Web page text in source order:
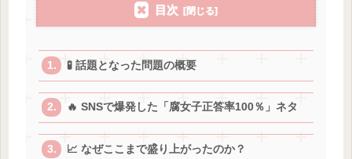
目次
🧪 話題となった問題の概要
🔥 SNSで爆発した「腐女子正答率100％」ネタ
📈 なぜここまで盛り上がったのか？